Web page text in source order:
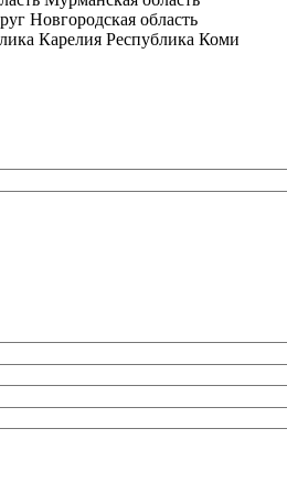
Новгородская область
Карелия Республика Коми